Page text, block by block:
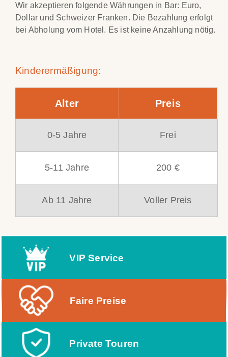
Wir akzeptieren folgende Währungen in Bar: Euro,
Dollar und Schweizer Franken. Die Bezahlung erfolgt
bei Abholung vom Hotel. Es ist keine Anzahlung nötig.
Kinderermäßigung:
Alter Preis
0-5 Jahre Frei
5-11 Jahre 200 €
Ab 11 Jahre Voller Preis
VIP Service
Faire Preise
Private Touren